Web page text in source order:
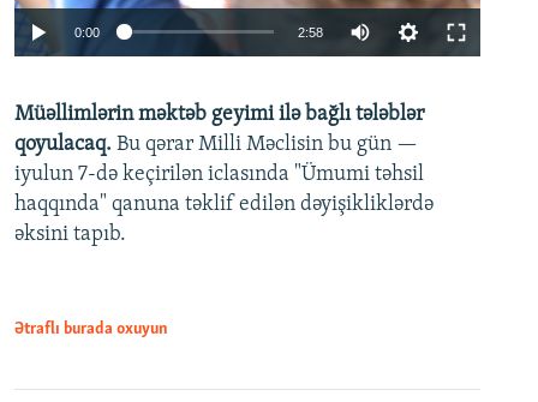
0:00 2:58
360p
480p
720p
Müəllimlərin məktəb geyimi ilə bağlı tələblər
qoyulacaq. Bu qərar Milli Məclisin bu gün —
iyulun 7-də keçirilən iclasında "Ümumi təhsil
haqqında" qanuna təklif edilən dəyişikliklərdə
əksini tapıb.
Ətraflı burada oxuyun